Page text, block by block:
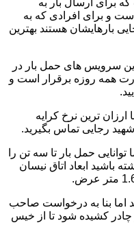
برای ارسال بار به
و برای افرادی که به
بارهایشان هستند بهترین
سرویس های حمل بار در
همه روزه برقرار است و
ترین نرخ کرایه
شهید رجایی تماس بگیرید.
2 تن است اما توانایی حمل بار تا سه تن را
باشید ابعاد اتاق نیسان
اما بنا به درخواست صاحب
چادر کشیده شود تا از خیس